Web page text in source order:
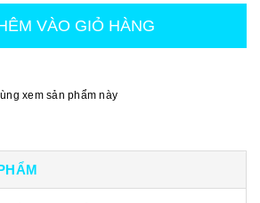
VÀO GIỎ HÀNG
xem sản phẩm này